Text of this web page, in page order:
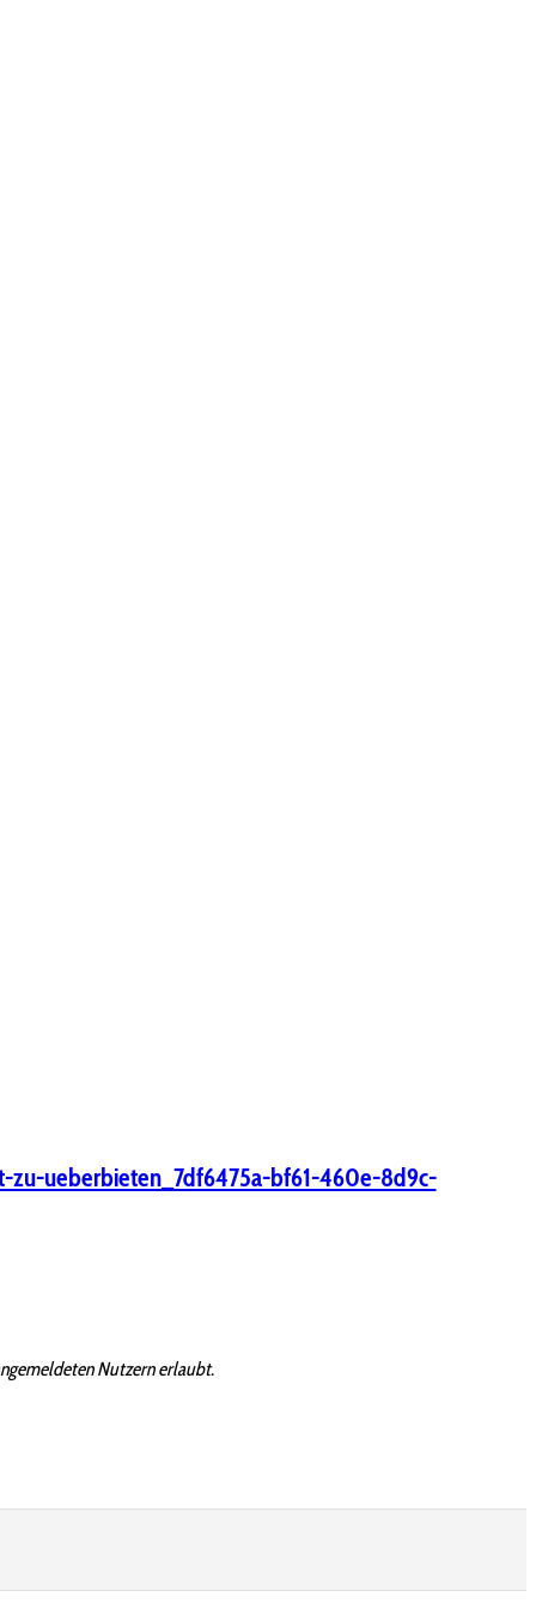
ueberbieten_7df6475a-bf61-460e-8d9c-
Nutzern erlaubt.